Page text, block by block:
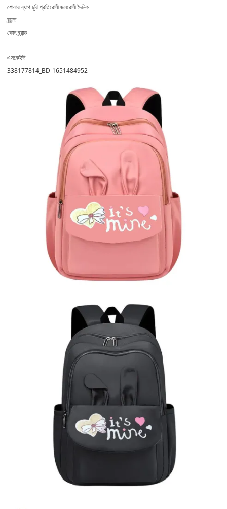
শোলার ব্যাগ চুরি প্রতিরোধী জলরোধী দৈনিক
ব্র্যান্ড
কোন ব্র্যান্ড
এসকেইউ
338177814_BD-1651484952